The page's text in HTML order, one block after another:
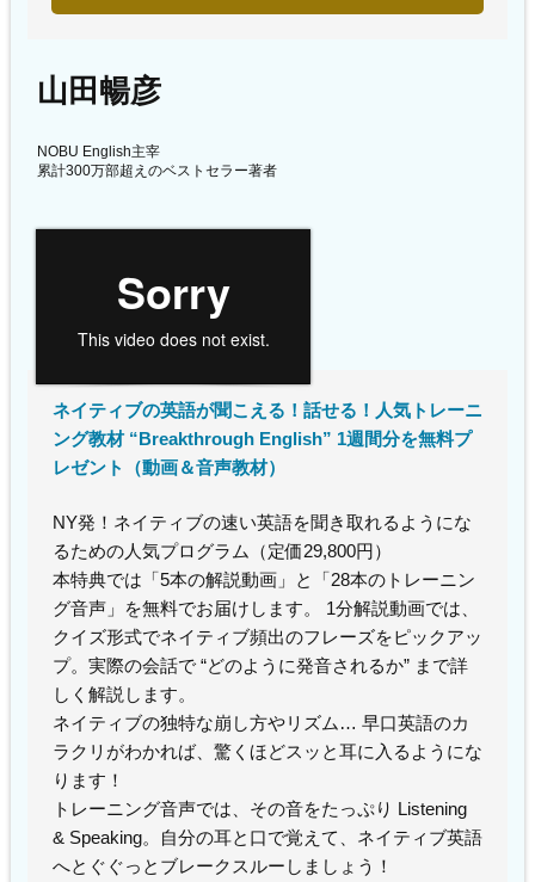
山田暢彦
NOBU English主宰
累計300万部超えのベストセラー著者
ネイティブの英語が聞こえる！話せる！人気トレーニ
ング教材 “Breakthrough English” 1週間分を無料プ
レゼント（動画＆音声教材）
NY発！ネイティブの速い英語を聞き取れるようにな
るための人気プログラム（定価29,800円）
本特典では「5本の解説動画」と「28本のトレーニン
グ音声」を無料でお届けします。 1分解説動画では、
クイズ形式でネイティブ頻出のフレーズをピックアッ
プ。実際の会話で “どのように発音されるか” まで詳
しく解説します。
ネイティブの独特な崩し方やリズム… 早口英語のカ
ラクリがわかれば、驚くほどスッと耳に入るようにな
ります！
トレーニング音声では、その音をたっぷり Listening
& Speaking。自分の耳と口で覚えて、ネイティブ英語
へとぐぐっとブレークスルーしましょう！